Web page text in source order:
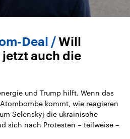
Deal
Will
auch die
und Trump hilft. Wenn das
kommt, wie reagieren
Selenskyj die ukrainische
sich nach Protesten – teilweise –